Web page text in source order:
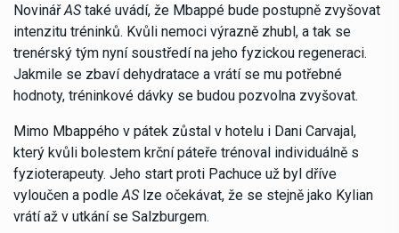
NovinářAStaké uvádí, že Mbappé bude postupně zvyšovat
intenzitu tréninků. Kvůli nemoci výrazně zhubl, a tak se
trenérský tým nyní soustředí na jeho fyzickou regeneraci.
Jakmile se zbaví dehydratace a vrátí se mu potřebné
hodnoty, tréninkové dávky se budou pozvolna zvyšovat.
Mimo Mbappého v pátek zůstal v hotelu i Dani Carvajal,
který kvůli bolestem krční páteře trénoval individuálně s
fyzioterapeuty. Jeho start proti Pachuce už byl dříve
vyloučen a podle ASlze očekávat, že se stejně jako Kylian
vrátí až v utkání se Salzburgem.